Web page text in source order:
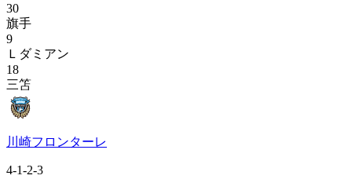
30
旗手
9
Ｌダミアン
18
三笘
川崎フロンターレ
4-1-2-3